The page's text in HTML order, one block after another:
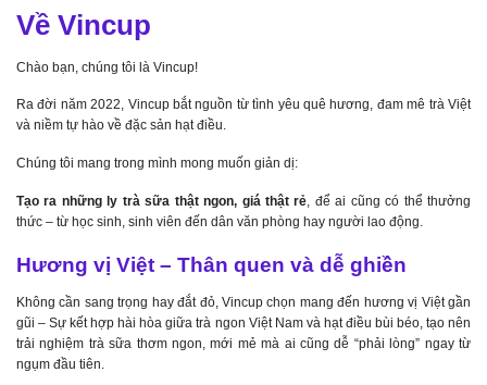
Về Vincup
Chào bạn, chúng tôi là Vincup!
Ra đời năm 2022, Vincup bắt nguồn từ tình yêu quê hương, đam mê trà Việt
và niềm tự hào về đặc sản hạt điều.
Chúng tôi mang trong mình mong muốn giản dị:
Tạo ra những ly trà sữa thật ngon, giá thật rẻ , để ai cũng có thể thưởng
thức – từ học sinh, sinh viên đến dân văn phòng hay người lao động.
Hương vị Việt – Thân quen và dễ ghiền
Không cần sang trọng hay đắt đỏ, Vincup chọn mang đến hương vị Việt gần
gũi – Sự kết hợp hài hòa giữa trà ngon Việt Nam và hạt điều bùi béo, tạo nên
trải nghiệm trà sữa thơm ngon, mới mẻ mà ai cũng dễ “phải lòng” ngay từ
ngụm đầu tiên.